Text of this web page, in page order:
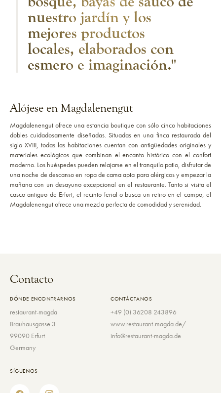
nuestro jardín y los
mejores productos
locales, elaborados con
esmero e imaginación.''
Alójese en Magdalenengut
Magdalenengut ofrece una estancia boutique con sólo cinco habitaciones
dobles cuidadosamente diseñadas. Situadas en una finca restaurada del
siglo XVIII, todas las habitaciones cuentan con antigüedades originales y
materiales ecológicos que combinan el encanto histórico con el confort
moderno. Los huéspedes pueden relajarse en el tranquilo patio, disfrutar de
una noche de descanso en ropa de cama apta para alérgicos y empezar la
mañana con un desayuno excepcional en el restaurante. Tanto si visita el
casco antiguo de Erfurt, el recinto ferial o busca un retiro en el campo, el
Magdalenengut ofrece una mezcla perfecta de comodidad y serenidad.
Contacto
DÓNDE ENCONTRARNOS
restaurant-magda
Brauhausgasse 3
99090 Erfurt
Germany
CONTÁCTANOS
+49 (0) 36208 243896
www.restaurant-magda.de/
info@restaurant-magda.de
SÍGUENOS